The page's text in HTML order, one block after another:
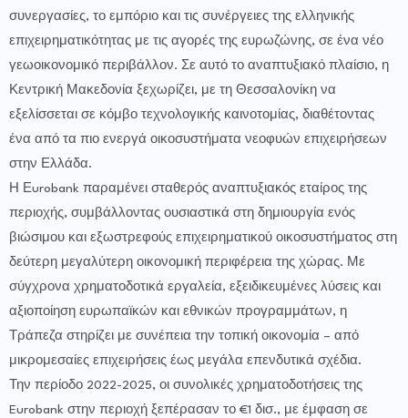
συνεργασίες, το εμπόριο και τις συνέργειες της ελληνικής
επιχειρηματικότητας με τις αγορές της ευρωζώνης, σε ένα νέο
γεωοικονομικό περιβάλλον. Σε αυτό το αναπτυξιακό πλαίσιο, η
Κεντρική Μακεδονία ξεχωρίζει, με τη Θεσσαλονίκη να
εξελίσσεται σε κόμβο τεχνολογικής καινοτομίας, διαθέτοντας
ένα από τα πιο ενεργά οικοσυστήματα νεοφυών επιχειρήσεων
στην Ελλάδα.
Η Εurobank παραμένει σταθερός αναπτυξιακός εταίρος της
περιοχής, συμβάλλοντας ουσιαστικά στη δημιουργία ενός
βιώσιμου και εξωστρεφούς επιχειρηματικού οικοσυστήματος στη
δεύτερη μεγαλύτερη οικονομική περιφέρεια της χώρας. Με
σύγχρονα χρηματοδοτικά εργαλεία, εξειδικευμένες λύσεις και
αξιοποίηση ευρωπαϊκών και εθνικών προγραμμάτων, η
Τράπεζα στηρίζει με συνέπεια την τοπική οικονομία – από
μικρομεσαίες επιχειρήσεις έως μεγάλα επενδυτικά σχέδια.
Την περίοδο 2022-2025, οι συνολικές χρηματοδοτήσεις της
Eurobank στην περιοχή ξεπέρασαν το €1 δισ., με έμφαση σε